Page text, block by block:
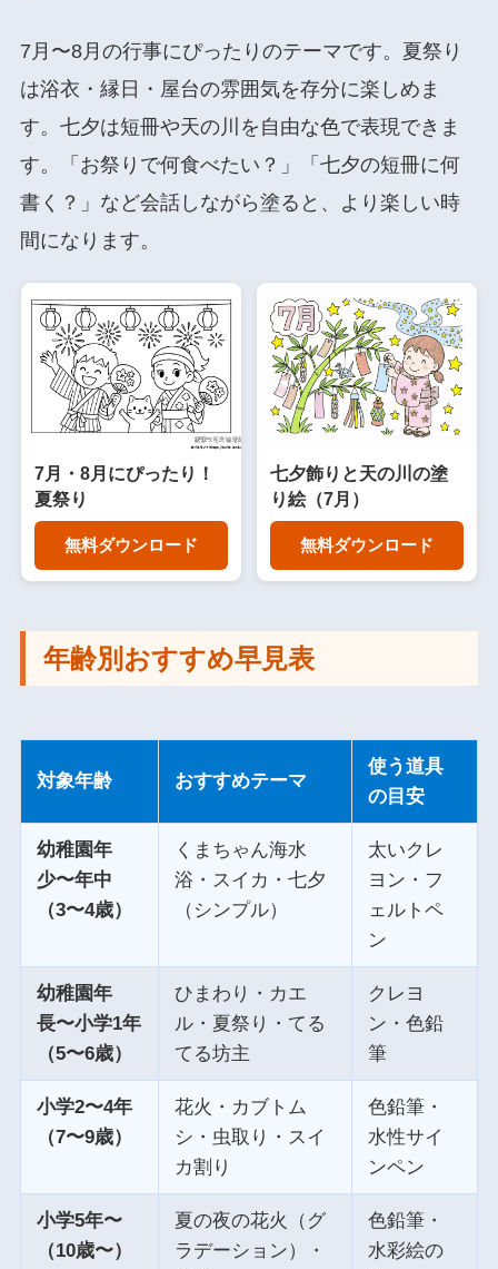
7月〜8月の行事にぴったりのテーマです。夏祭り
は浴衣・縁日・屋台の雰囲気を存分に楽しめま
す。七夕は短冊や天の川を自由な色で表現できま
す。「お祭りで何食べたい？」「七夕の短冊に何
書く？」など会話しながら塗ると、より楽しい時
間になります。
7月・8月にぴったり！
夏祭り
無料ダウンロード
七夕飾りと天の川の塗
り絵（7月）
無料ダウンロード
年齢別おすすめ早見表
対象年齢 おすすめテーマ
使う道具
の目安
幼稚園年
少〜年中
（3〜4歳）
くまちゃん海水
浴・スイカ・七夕
（シンプル）
太いクレ
ヨン・フ
ェルトペ
ン
幼稚園年
長〜小学1年
（5〜6歳）
ひまわり・カエ
ル・夏祭り・てる
てる坊主
クレヨ
ン・色鉛
筆
小学2〜4年
（7〜9歳）
花火・カブトム
シ・虫取り・スイ
カ割り
色鉛筆・
水性サイ
ンペン
小学5年〜
（10歳〜）
夏の夜の花火（グ
ラデーション）・
色鉛筆・
水彩絵の